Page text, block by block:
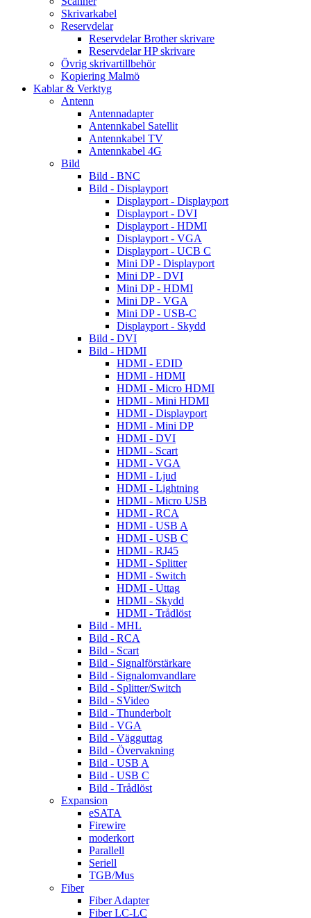
Skrivarkabel
Reservdelar
Reservdelar Brother skrivare
Reservdelar HP skrivare
Övrig skrivartillbehör
Kopiering Malmö
Kablar & Verktyg
Antenn
Antennadapter
Antennkabel Satellit
Antennkabel TV
Antennkabel 4G
Bild
Bild - BNC
Bild - Displayport
Displayport - Displayport
Displayport - DVI
Displayport - HDMI
Displayport - VGA
Displayport - UCB C
Mini DP - Displayport
Mini DP - DVI
Mini DP - HDMI
Mini DP - VGA
Mini DP - USB-C
Displayport - Skydd
Bild - DVI
Bild - HDMI
HDMI - EDID
HDMI - HDMI
HDMI - Micro HDMI
HDMI - Mini HDMI
HDMI - Displayport
HDMI - Mini DP
HDMI - DVI
HDMI - Scart
HDMI - VGA
HDMI - Ljud
HDMI - Lightning
HDMI - Micro USB
HDMI - RCA
HDMI - USB A
HDMI - USB C
HDMI - RJ45
HDMI - Splitter
HDMI - Switch
HDMI - Uttag
HDMI - Skydd
HDMI - Trådlöst
Bild - MHL
Bild - RCA
Bild - Scart
Bild - Signalförstärkare
Bild - Signalomvandlare
Bild - Splitter/Switch
Bild - SVideo
Bild - Thunderbolt
Bild - VGA
Bild - Vägguttag
Bild - Övervakning
Bild - USB A
Bild - USB C
Bild - Trådlöst
Expansion
eSATA
Firewire
moderkort
Parallell
Seriell
TGB/Mus
Fiber
Fiber Adapter
Fiber LC-LC